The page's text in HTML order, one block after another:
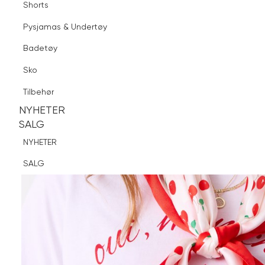
Sko
Tilbehør
NYHETER
SALG
NYHETER
SALG
Shorts
Pysjamas & Undertøy
Badetøy
Sko
Tilbehør
NYHETER
SALG
NYHETER
SALG